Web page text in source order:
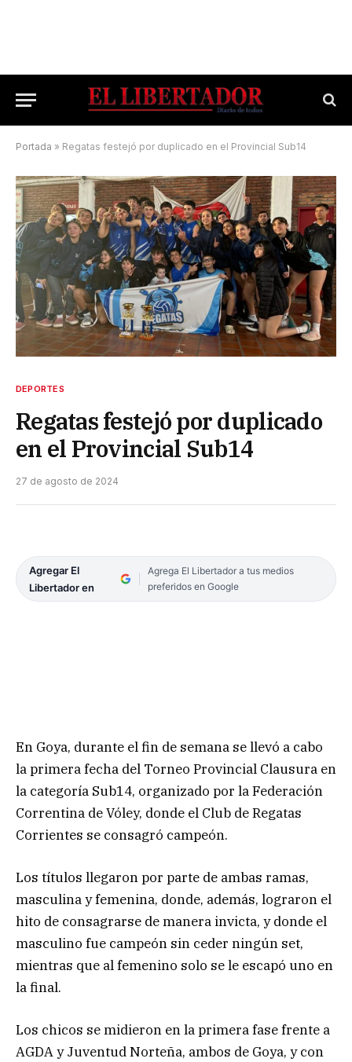
Portada » Regatas festejó por duplicado en el Provincial Sub14
DEPORTES
Regatas festejó por duplicado
en el Provincial Sub14
27 de agosto de 2024
Agregar El
Libertador en
Agrega El Libertador a tus medios
preferidos en Google
En Goya, durante el fin de semana se llevó a cabo
la primera fecha del Torneo Provincial Clausura en
la categoría Sub14, organizado por la Federación
Correntina de Vóley, donde el Club de Regatas
Corrientes se consagró campeón.
Los títulos llegaron por parte de ambas ramas,
masculina y femenina, donde, además, lograron el
hito de consagrarse de manera invicta, y donde el
masculino fue campeón sin ceder ningún set,
mientras que al femenino solo se le escapó uno en
la final.
Los chicos se midieron en la primera fase frente a
AGDA y Juventud Norteña, ambos de Goya, y con